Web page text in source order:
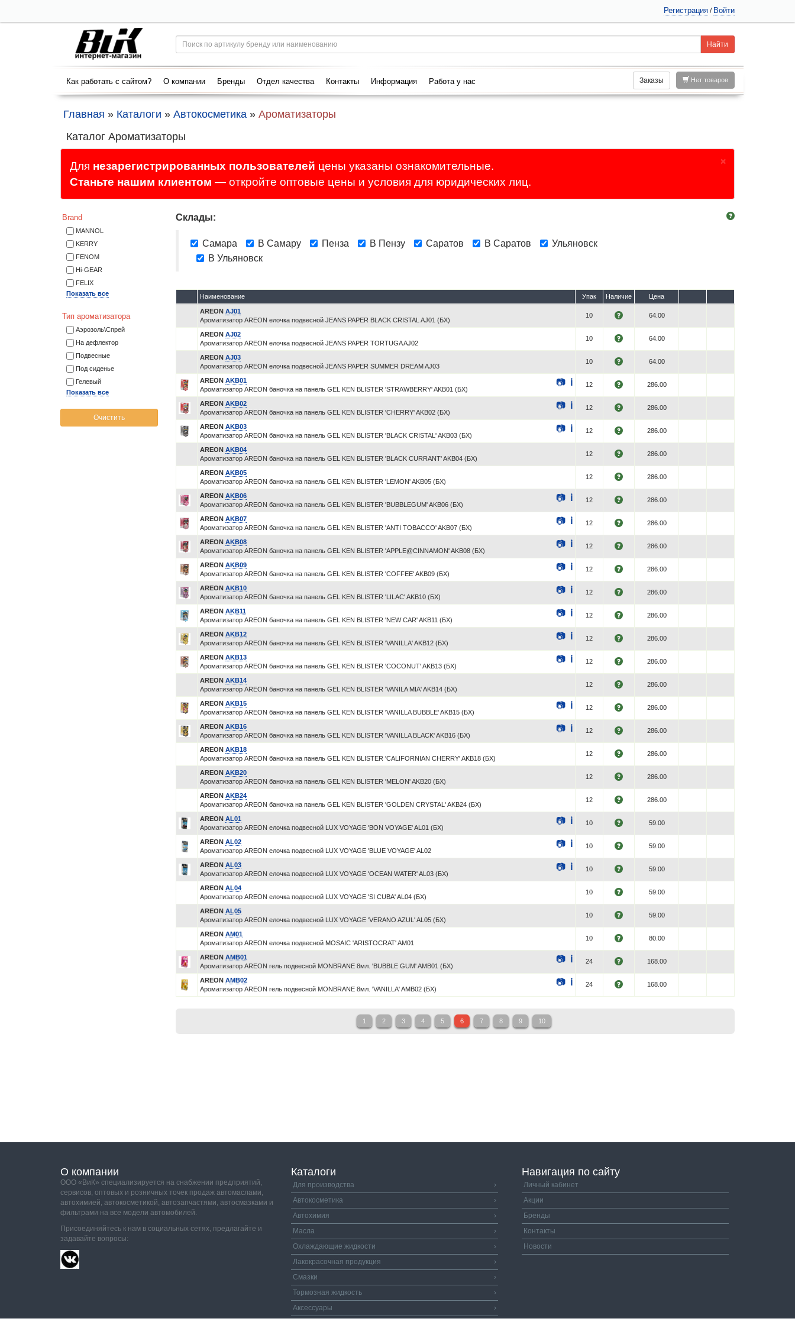
Регистрация / Войти
Как работать с сайтом? О компании Бренды Отдел качества Контакты Информация Работа у нас Нет товаров
Заказы
Главная » Каталоги » Автокосметика » Ароматизаторы
Каталог Ароматизаторы
×
Для незарегистрированных пользователей цены указаны ознакомительные.
Станьте нашим клиентом — откройте оптовые цены и условия для юридических лиц.
Brand
MANNOL
KERRY
FENOM
Hi-GEAR
FELIX
Показать все
Тип ароматизатора
Аэрозоль\Спрей
На дефлектор
Подвесные
Под сиденье
Гелевый
Показать все
Очистить
Склады:
Самара В Самару Пенза В Пензу Саратов В Саратов
Ульяновск
В Ульяновск
Наименование Упак Наличие Цена
AREON AJ01
Ароматизатор AREON елочка подвесной JEANS PAPER BLACK CRISTAL AJ01 (БХ)
10 64.00
AREON AJ02
Ароматизатор AREON елочка подвесной JEANS PAPER TORTUGA AJ02
10 64.00
AREON AJ03
Ароматизатор AREON елочка подвесной JEANS PAPER SUMMER DREAM AJ03
10 64.00
AREON AKB01 📷 ℹ
Ароматизатор AREON баночка на панель GEL KEN BLISTER 'STRAWBERRY' AKB01 (БХ)
12 286.00
AREON AKB02 📷 ℹ
Ароматизатор AREON баночка на панель GEL KEN BLISTER 'CHERRY' AKB02 (БХ)
12 286.00
AREON AKB03 📷 ℹ
Ароматизатор AREON баночка на панель GEL KEN BLISTER 'BLACK CRISTAL' AKB03 (БХ)
12 286.00
AREON AKB04
Ароматизатор AREON баночка на панель GEL KEN BLISTER 'BLACK CURRANT' AKB04 (БХ)
12 286.00
AREON AKB05
Ароматизатор AREON баночка на панель GEL KEN BLISTER 'LEMON' AKB05 (БХ)
12 286.00
AREON AKB06 📷 ℹ
Ароматизатор AREON баночка на панель GEL KEN BLISTER 'BUBBLEGUM' AKB06 (БХ)
12 286.00
AREON AKB07 📷 ℹ
Ароматизатор AREON баночка на панель GEL KEN BLISTER 'ANTI TOBACCO' AKB07 (БХ)
12 286.00
AREON AKB08 📷 ℹ
Ароматизатор AREON баночка на панель GEL KEN BLISTER 'APPLE@CINNAMON' AKB08 (БХ)
12 286.00
AREON AKB09 📷 ℹ
Ароматизатор AREON баночка на панель GEL KEN BLISTER 'COFFEE' AKB09 (БХ)
12 286.00
AREON AKB10 📷 ℹ
Ароматизатор AREON баночка на панель GEL KEN BLISTER 'LILAC' AKB10 (БХ)
12 286.00
AREON AKB11 📷 ℹ
Ароматизатор AREON баночка на панель GEL KEN BLISTER 'NEW CAR' AKB11 (БХ)
12 286.00
AREON AKB12 📷 ℹ
Ароматизатор AREON баночка на панель GEL KEN BLISTER 'VANILLA' AKB12 (БХ)
12 286.00
AREON AKB13 📷 ℹ
Ароматизатор AREON баночка на панель GEL KEN BLISTER 'COCONUT' AKB13 (БХ)
12 286.00
AREON AKB14
Ароматизатор AREON баночка на панель GEL KEN BLISTER 'VANILA MIA' AKB14 (БХ)
12 286.00
AREON AKB15 📷 ℹ
Ароматизатор AREON баночка на панель GEL KEN BLISTER 'VANILLA BUBBLE' AKB15 (БХ)
12 286.00
AREON AKB16 📷 ℹ
Ароматизатор AREON баночка на панель GEL KEN BLISTER 'VANILLA BLACK' AKB16 (БХ)
12 286.00
AREON AKB18
Ароматизатор AREON баночка на панель GEL KEN BLISTER 'CALIFORNIAN CHERRY' AKB18 (БХ)
12 286.00
AREON AKB20
Ароматизатор AREON баночка на панель GEL KEN BLISTER 'MELON' AKB20 (БХ)
12 286.00
AREON AKB24
Ароматизатор AREON баночка на панель GEL KEN BLISTER 'GOLDEN CRYSTAL' AKB24 (БХ)
12 286.00
AREON AL01 📷 ℹ
Ароматизатор AREON елочка подвесной LUX VOYAGE 'BON VOYAGE' AL01 (БХ)
10 59.00
AREON AL02 📷 ℹ
Ароматизатор AREON елочка подвесной LUX VOYAGE 'BLUE VOYAGE' AL02
10 59.00
AREON AL03 📷 ℹ
Ароматизатор AREON елочка подвесной LUX VOYAGE 'OCEAN WATER' AL03 (БХ)
10 59.00
AREON AL04
Ароматизатор AREON елочка подвесной LUX VOYAGE 'SI CUBA' AL04 (БХ)
10 59.00
AREON AL05
Ароматизатор AREON елочка подвесной LUX VOYAGE 'VERANO AZUL' AL05 (БХ)
10 59.00
AREON AM01
Ароматизатор AREON елочка подвесной MOSAIC 'ARISTOCRAT' AM01
10 80.00
AREON AMB01 📷 ℹ
Ароматизатор AREON гель подвесной MONBRANE 8мл. 'BUBBLE GUM' AMB01 (БХ)
24 168.00
AREON AMB02 📷 ℹ
Ароматизатор AREON гель подвесной MONBRANE 8мл. 'VANILLA' AMB02 (БХ)
24 168.00
1 2 3 4 5 6 7 8 9 10
О компании
ООО «ВиК» специализируется на снабжении предприятий,
сервисов, оптовых и розничных точек продаж автомаслами,
автохимией, автокосметикой, автозапчастями, автосмазками и
фильтрами на все модели автомобилей.
Присоединяйтесь к нам в социальных сетях, предлагайте и
задавайте вопросы:
Каталоги
Для производства
›
Автокосметика
›
Автохимия
›
Масла
›
Охлаждающие жидкости
›
Лакокрасочная продукция
›
Смазки
›
Тормозная жидкость
›
Аксессуары
›
Навигация по сайту
Личный кабинет
Акции
Бренды
Контакты
Новости